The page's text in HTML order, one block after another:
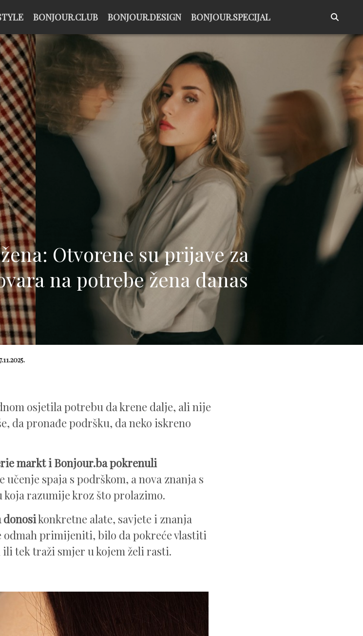
BONJOUR.CLUB BONJOUR.DESIGN BONJOUR.SPECIJAL
Otvorene su prijave za
na potrebe žena danas
7.11.2025.
osjetila potrebu da krene dalje, ali nije
da pronađe podršku, da neko iskreno
markt i Bonjour.bapokrenuli
učenje spaja s podrškom, a nova znanja s
koja razumije kroz što prolazimo.
donosikonkretne alate, savjete i znanja
odmah primijeniti, bilo da pokreće vlastiti
tek traži smjer u kojem želi rasti.